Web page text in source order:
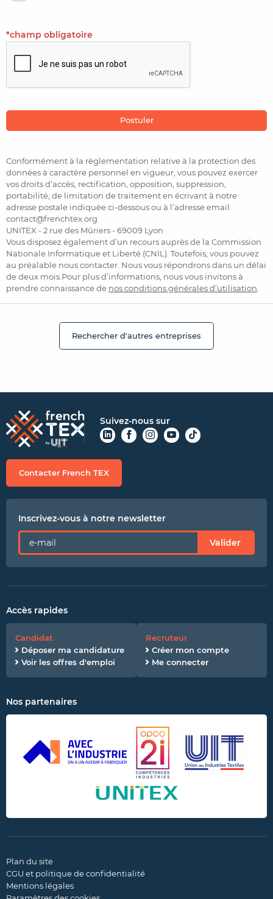
*champ obligatoire
Conformément à la règlementation relative à la protection des
données à caractère personnel en vigueur, vous pouvez exercer
vos droits d’accès, rectification, opposition, suppression,
portabilité, de limitation de traitement en écrivant à notre
adresse postale indiquée ci-dessous ou à l’adresse email
contact@frenchtex.org
UNITEX - 2 rue des Mûriers - 69009 Lyon
Vous disposez également d’un recours auprès de la Commission
Nationale Informatique et Liberté (CNIL). Toutefois, vous pouvez
au préalable nous contacter. Nous vous répondrons dans un délai
de deux mois.Pour plus d’informations, nous vous invitons à
prendre connaissance de nos conditions générales d’utilisation
Rechercher d'autres entreprises
Suivez-nous sur
Contacter French TEX
Inscrivez-vous à notre newsletter
Valider
Accès rapides
Candidat
Déposer ma candidature
Voir les offres d'emploi
Recruteur
Créer mon compte
Me connecter
Nos partenaires
Plan du site
CGU et politique de confidentialité
Mentions légales